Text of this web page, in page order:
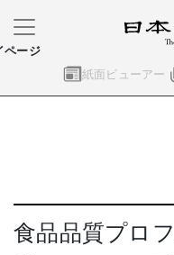
紙面ビューアー
ページ
食品品質プロ